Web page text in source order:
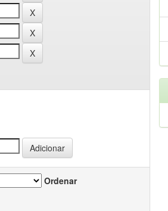
Ordenar